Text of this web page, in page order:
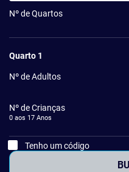
Nº de Quartos
Quarto 1
Nº de Adultos
Nº de Crianças
0 aos 17 Anos
Tenho um código